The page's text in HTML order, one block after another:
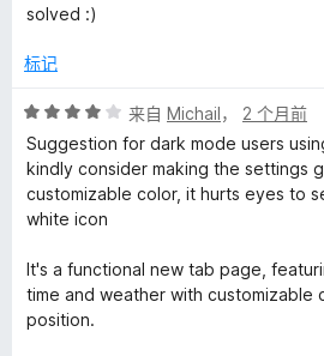
solved :)
标记
评
分
4
/
5
来自 Michail， 2 个月前
Suggestion for dark mode users
kindly consider making the settings
customizable color, it hurts eyes to
white icon
It's a functional new tab page,
time and weather with customizable
position.